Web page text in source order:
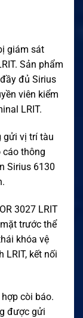
giám sát
Sản phẩm
đủ Sirius
viên kiểm
LRIT.
gửi vị trí tàu
cáo thông
Sirius 6130
3027 LRIT
trước thể
khóa vệ
LRIT, kết nối
còi báo.
được gửi